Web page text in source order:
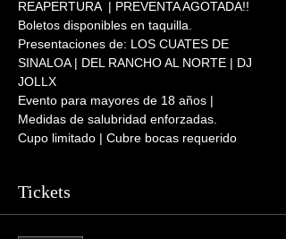
REAPERTURA  | PREVENTA AGOTADA!!
Boletos disponibles en taquilla.
Presentaciones de: LOS CUATES DE
SINALOA | DEL RANCHO AL NORTE | DJ
JOLLX
Evento para mayores de 18 años |
Medidas de salubridad enforzadas.
Cupo limitado | Cubre bocas requerido
Tickets